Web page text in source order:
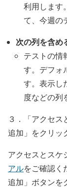
利用します
て、今週の
次の列を含め
テストの情
す。デフォ
す。表示し
度などの列
３．「アクセ
追加」をクリッ
アクセスとスケ
アルをご確認く
追加」ボタンを